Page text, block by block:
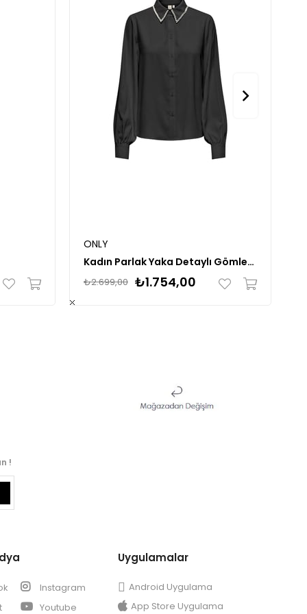
ONLY
Kadın Parlak Yaka Detaylı Gömlek 15331800
₺1.754,00
₺2.699,00
!
Instagram
Youtube
Uygulamalar
Android Uygulama
App Store Uygulama